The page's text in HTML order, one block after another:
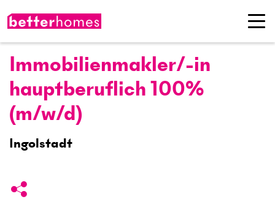
Immobilienmakler/-in
hauptberuflich 100%
(m/w/d)
Ingolstadt